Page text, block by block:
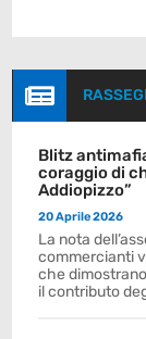

Blitz
coraggio di
Addiopizzo”
20 Aprile 2026
La nota
commercianti
che
il contributo